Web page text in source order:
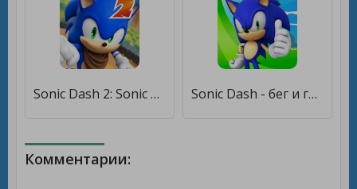
Sonic Dash 2: Sonic Boom [Бесплатные покупки] Sonic Dash - бег и гонки игра [Бесплатные покупки]
Комментарии: